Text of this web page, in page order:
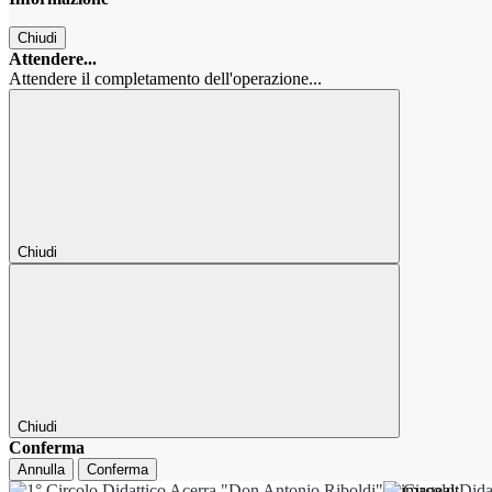
Chiudi
Attendere...
Attendere il completamento dell'operazione...
Chiudi
Chiudi
Conferma
Annulla Conferma